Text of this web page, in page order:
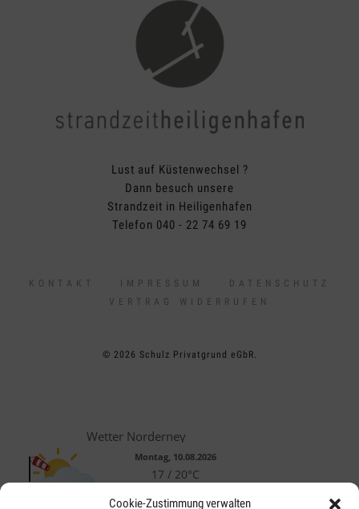
Cookie-Zustimmung verwalten
Lust auf Küstenwechsel ?
Dann besuch unsere
Strandzeit in Heiligenhafen
Telefon 040 - 22 74 69 19
KONTAKT IMPRESSUM
DATENSCHUTZ
VERTRAG WIDERRUFEN
© 2026 Schulz Privatgrund eGbR.
Wetter Norderney
Montag, 10.08.2026
17 / 20°C